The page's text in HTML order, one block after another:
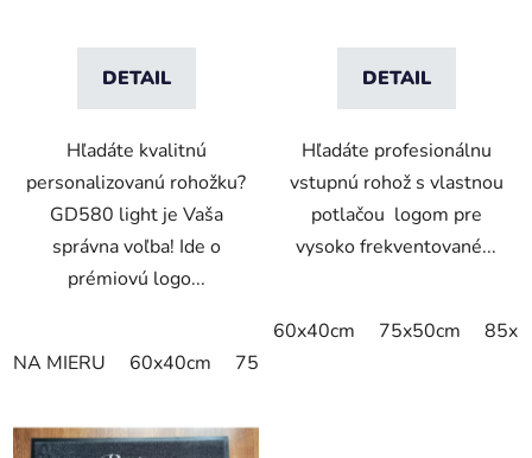
DETAIL
Hľadáte kvalitnú
personalizovanú rohožku?
GD580 light je Vaša
správna voľba! Ide o
prémiovú logo...
NA MIERU 60x40cm 75x60cm
DETAIL
Hľadáte profesionálnu
vstupnú rohož s vlastnou
potlačou logom pre
vysoko frekventované...
60x40cm 75x50cm